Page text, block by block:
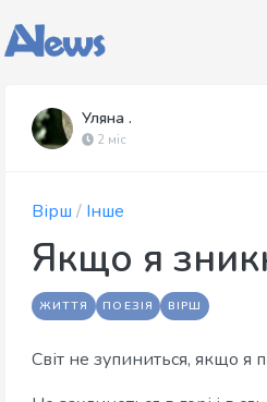
Уляна .
2 міс
Вірш / Інше
Якщо я
ЖИТТЯ ПОЕЗІЯ ВІРШ
Світ не зупиниться, якщо я